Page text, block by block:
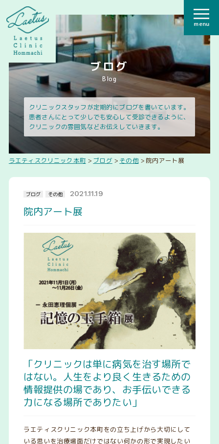
menu
ブログ
Blog
クリニックスタッフが定期的にブログを書いています。
患者さんにとって少しでも安心して受診できるように、
クリニックの雰囲気などお伝えしていきます。
ラエティスクリニック本町 > ブログ> その他> 院内アート展
ブログ その他 2021.11.19
院内アート展
「クリニックは単に病気を治す場所で
はない。人生をより良く生きるための
情報提供の場であり、お手伝いできる
力になる場所でありたい」
ラエティスクリニック本町をの立ち上げから大切にして
いる思いを治療場面だけではない何かの形で実現したい